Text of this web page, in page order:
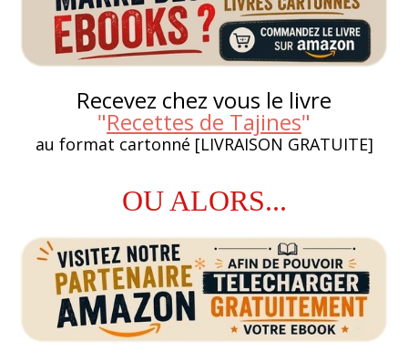
Recevez chez vous le livre
"Recettes de Tajines"
au format cartonné [LIVRAISON GRATUITE]
OU ALORS...